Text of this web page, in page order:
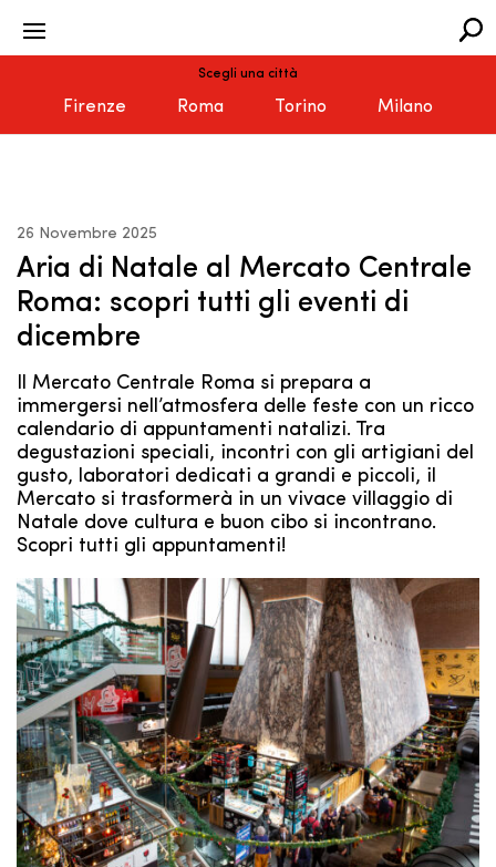
Scegli una città
Firenze Roma Torino Milano
26 Novembre 2025
Aria di Natale al Mercato Centrale
Roma: scopri tutti gli eventi di
dicembre
Il Mercato Centrale Roma si prepara a
immergersi nell’atmosfera delle feste con un ricco
calendario di appuntamenti natalizi. Tra
degustazioni speciali, incontri con gli artigiani del
gusto, laboratori dedicati a grandi e piccoli, il
Mercato si trasformerà in un vivace villaggio di
Natale dove cultura e buon cibo si incontrano.
Scopri tutti gli appuntamenti!